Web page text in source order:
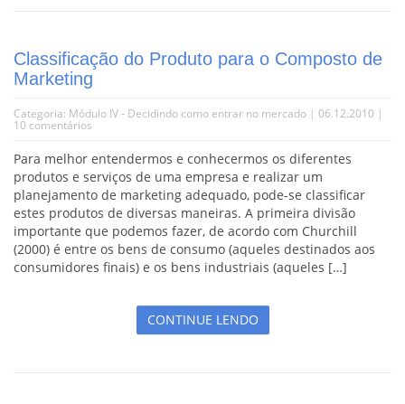
Classificação do Produto para o Composto de
Marketing
Categoria: Módulo IV - Decidindo como entrar no mercado | 06.12.2010 |
10 comentários
Para melhor entendermos e conhecermos os diferentes
produtos e serviços de uma empresa e realizar um
planejamento de marketing adequado, pode-se classificar
estes produtos de diversas maneiras. A primeira divisão
importante que podemos fazer, de acordo com Churchill
(2000) é entre os bens de consumo (aqueles destinados aos
consumidores finais) e os bens industriais (aqueles […]
CONTINUE LENDO